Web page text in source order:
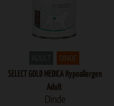
DINDE
SELECT GOLD MEDICA Hypoallergen
Adult
Dinde